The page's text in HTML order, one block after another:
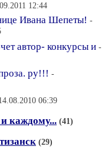
12:44
Ивана Шепеты! -
автор- конкурсы и -
ру!!! -
06:39
каждому... (41)
(29)